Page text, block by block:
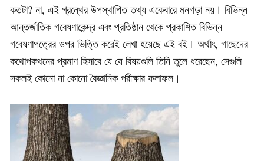
কতটা? না, এই গ্রন্থের উপস্থাপিত তথ্য একেবারে মনগড়া নয়। বিভিন্ন
আন্তর্জাতিক গবেষণাকেন্দ্র এবং প্রতিষ্ঠান থেকে প্রকাশিত বিভিন্ন
গবেষণাপত্রের ওপর ভিত্তি করেই লেখা হয়েছে এই বই। অর্থাৎ, গাছেদের
কথোপকথনের প্রমাণ হিসাবে যে যে বিষয়গুলি তিনি তুলে ধরেছেন, সেগুলি
সকলই কোনো না কোনো বৈজ্ঞানিক পরীক্ষার ফলাফল।